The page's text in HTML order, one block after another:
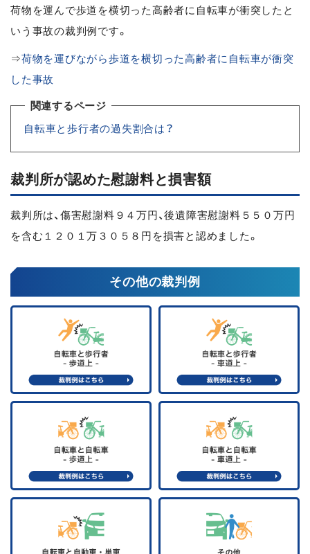
荷物を運んで歩道を横切った高齢者に自転車が衝突したと
いう事故の裁判例です。
⇒荷物を運びながら歩道を横切った高齢者に自転車が衝突
した事故
関連するページ
自転車と歩行者の過失割合は？
裁判所が認めた慰謝料と損害額
裁判所は、傷害慰謝料９４万円、後遺障害慰謝料５５０万円
を含む１２０１万３０５８円を損害と認めました。
その他の裁判例